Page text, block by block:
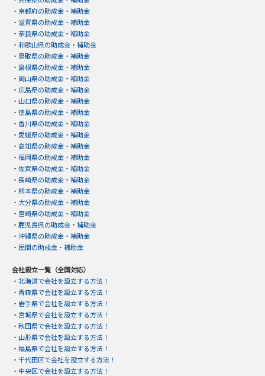
・ 京都府の助成金・補助金
・ 滋賀県の助成金・補助金
・ 奈良県の助成金・補助金
・ 和歌山県の助成金・補助金
・ 鳥取県の助成金・補助金
・ 島根県の助成金・補助金
・ 岡山県の助成金・補助金
・ 広島県の助成金・補助金
・ 山口県の助成金・補助金
・ 徳島県の助成金・補助金
・ 香川県の助成金・補助金
・ 愛媛県の助成金・補助金
・ 高知県の助成金・補助金
・ 福岡県の助成金・補助金
・ 佐賀県の助成金・補助金
・ 長崎県の助成金・補助金
・ 熊本県の助成金・補助金
・ 大分県の助成金・補助金
・ 宮崎県の助成金・補助金
・ 鹿児島県の助成金・補助金
・ 沖縄県の助成金・補助金
・ 民間の助成金・補助金
会社設立一覧（全国対応）
・ 北海道で会社を設立する方法！
・ 青森県で会社を設立する方法！
・ 岩手県で会社を設立する方法！
・ 宮城県で会社を設立する方法！
・ 秋田県で会社を設立する方法！
・ 山形県で会社を設立する方法！
・ 福島県で会社を設立する方法！
・ 千代田区で会社を設立する方法！
・ 中央区で会社を設立する方法！